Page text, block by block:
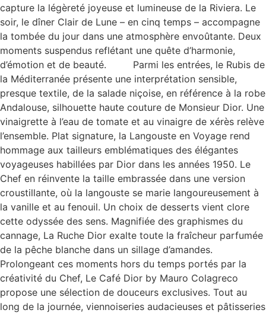
capture la légèreté joyeuse et lumineuse de la Riviera. Le
soir, le dîner Clair de Lune – en cinq temps – accompagne
la tombée du jour dans une atmosphère envoûtante. Deux
moments suspendus reflétant une quête d’harmonie,
d’émotion et de beauté. Parmi les entrées, le Rubis de
la Méditerranée présente une interprétation sensible,
presque textile, de la salade niçoise, en référence à la robe
Andalouse, silhouette haute couture de Monsieur Dior. Une
vinaigrette à l’eau de tomate et au vinaigre de xérès relève
l’ensemble. Plat signature, la Langouste en Voyage rend
hommage aux tailleurs emblématiques des élégantes
voyageuses habillées par Dior dans les années 1950. Le
Chef en réinvente la taille embrassée dans une version
croustillante, où la langouste se marie langoureusement à
la vanille et au fenouil. Un choix de desserts vient clore
cette odyssée des sens. Magnifiée des graphismes du
cannage, La Ruche Dior exalte toute la fraîcheur parfumée
de la pêche blanche dans un sillage d’amandes.
Prolongeant ces moments hors du temps portés par la
créativité du Chef, Le Café Dior by Mauro Colagreco
propose une sélection de douceurs exclusives. Tout au
long de la journée, viennoiseries audacieuses et pâtisseries